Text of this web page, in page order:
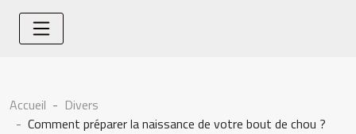
Accueil
Divers
Comment préparer la naissance de votre bout de chou ?